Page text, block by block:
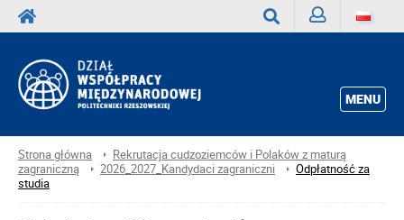
MENU
Strona główna
Rekrutacja cudzoziemców i Polaków z maturą
zagraniczną
2026_2027_Kandydaci zagraniczni
Odpłatność za
studia